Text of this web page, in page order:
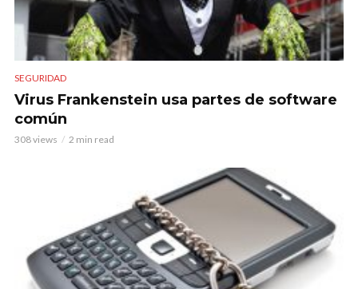
SEGURIDAD
Virus Frankenstein usa partes de software
común
308 views 2 min read